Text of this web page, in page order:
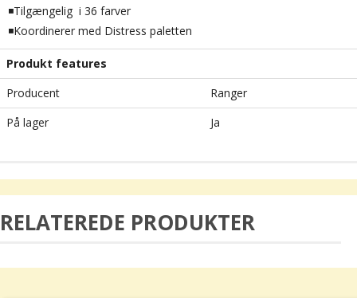
◾Tilgængelig i 36 farver
◾Koordinerer med Distress paletten
Produkt features
Producent
Ranger
På lager
Ja
RELATEREDE PRODUKTER